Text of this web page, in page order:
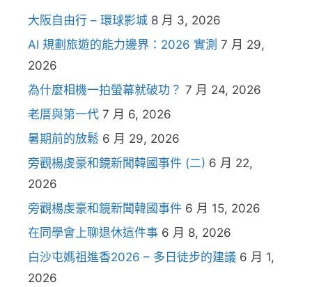
大阪自由行 – 環球影城 8 月 3, 2026
AI 規劃旅遊的能力邊界：2026 實測 7 月 29,
2026
為什麼相機一拍螢幕就破功？ 7 月 24, 2026
老厝與第一代 7 月 6, 2026
暑期前的放鬆 6 月 29, 2026
旁觀楊虔豪和鏡新聞韓國事件 (二) 6 月 22,
2026
旁觀楊虔豪和鏡新聞韓國事件 6 月 15, 2026
在同學會上聊退休這件事 6 月 8, 2026
白沙屯媽祖進香2026 – 多日徒步的建議 6 月 1,
2026